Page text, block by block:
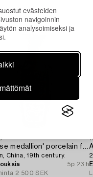
evästeiden
navigoinnin
analysoimiseksi ja
kohteita
A 'Rose medallion' porcelain floorvase,
China, 19th century.
5p 23 h
2 500 SEK